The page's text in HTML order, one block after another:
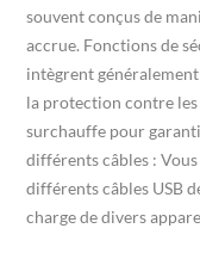
souvent conçus de
accrue. Fonctions de
intègrent
la protection contre
surchauffe pour
différents câbles :
différents câbles USB
charge de divers